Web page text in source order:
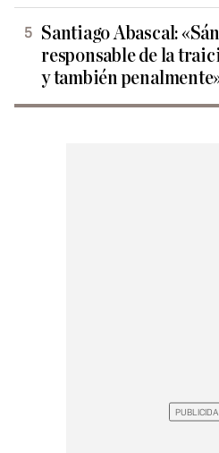
Santiago Abascal:
responsable de la
y también